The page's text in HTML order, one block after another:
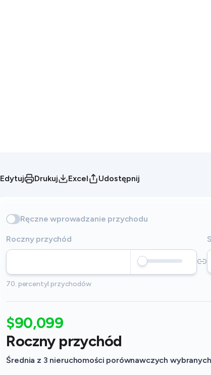
Edytuj Drukuj Excel Udostępnij
Ręczne wprowadzanie przychodu
Roczny przychód
70. percentyl przychodów
$90,099
Roczny przychód
Średnia z 3 nieruchomości porównawczych